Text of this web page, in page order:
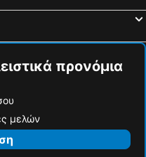
του Βορρά
Κατοικίες
προνόμια
μελών